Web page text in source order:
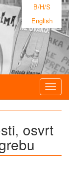
B/H/S
English
osvrt